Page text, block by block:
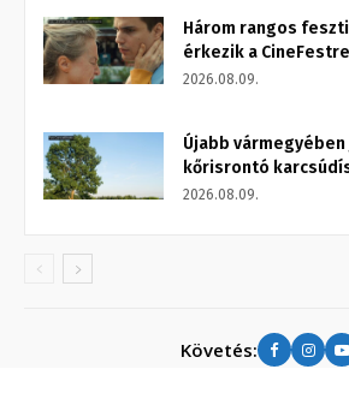
Három rangos
érkezik a CineFestre
2026.08.09.
Újabb
kőrisrontó
2026.08.09.
Követés: